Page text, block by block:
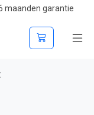
maanden garantie